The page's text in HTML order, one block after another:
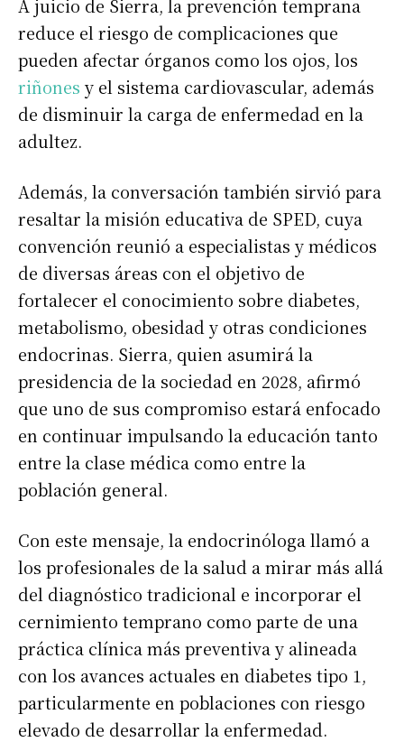
A juicio de Sierra, la prevención temprana
reduce el riesgo de complicaciones que
pueden afectar órganos como los ojos, los
riñones y el sistema cardiovascular, además
de disminuir la carga de enfermedad en la
adultez.
Además, la conversación también sirvió para
resaltar la misión educativa de SPED, cuya
convención reunió a especialistas y médicos
de diversas áreas con el objetivo de
fortalecer el conocimiento sobre diabetes,
metabolismo, obesidad y otras condiciones
endocrinas. Sierra, quien asumirá la
presidencia de la sociedad en 2028, afirmó
que uno de sus compromiso estará enfocado
en continuar impulsando la educación tanto
entre la clase médica como entre la
población general.
Con este mensaje, la endocrinóloga llamó a
los profesionales de la salud a mirar más allá
del diagnóstico tradicional e incorporar el
cernimiento temprano como parte de una
práctica clínica más preventiva y alineada
con los avances actuales en diabetes tipo 1,
particularmente en poblaciones con riesgo
elevado de desarrollar la enfermedad.